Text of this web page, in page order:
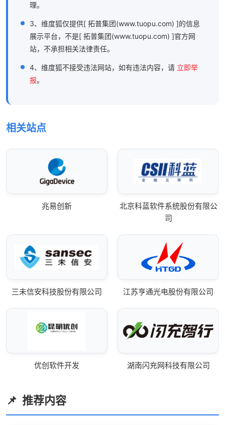
理。
3、维度狐仅提供[ 拓普集团(www.tuopu.com) ]的信息
展示平台，不是[ 拓普集团(www.tuopu.com) ]官方网
站，不承担相关法律责任。
4、维度狐不接受违法网站，如有违法内容，请 立即举
报。
相关站点
兆易创新
北京科蓝软件系统股份有限公
司
三未信安科技股份有限公司 江苏亨通光电股份有限公司
优创软件开发 湖南闪充网科技有限公司
推荐内容